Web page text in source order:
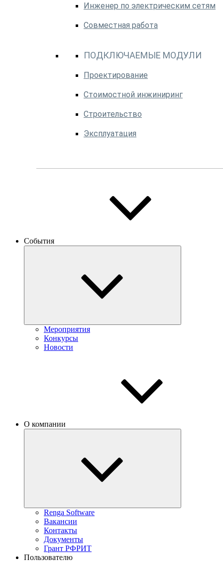
Инженер по электрическим сетям
Совместная работа
ПОДКЛЮЧАЕМЫЕ МОДУЛИ
Проектирование
Стоимостной инжиниринг
Строительство
Эксплуатация
События
Мероприятия
Конкурсы
Новости
О компании
Renga Software
Вакансии
Контакты
Документы
Грант РФРИТ
Пользователю